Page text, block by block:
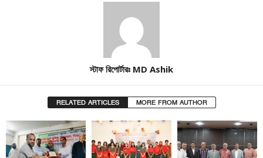
স্টাফ রিপোর্টারঃ MD Ashik
RELATED ARTICLES MORE FROM AUTHOR